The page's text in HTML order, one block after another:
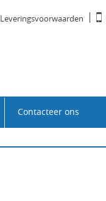
Leveringsvoorwaarden
Contacteer ons